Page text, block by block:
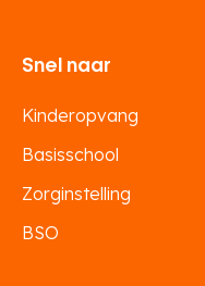
Snel naar
Kinderopvang
Basisschool
Zorginstelling
BSO